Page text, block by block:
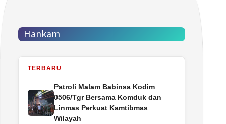
Hankam
TERBARU
Patroli Malam Babinsa Kodim
0506/Tgr Bersama Komduk dan
Linmas Perkuat Kamtibmas
Wilayah